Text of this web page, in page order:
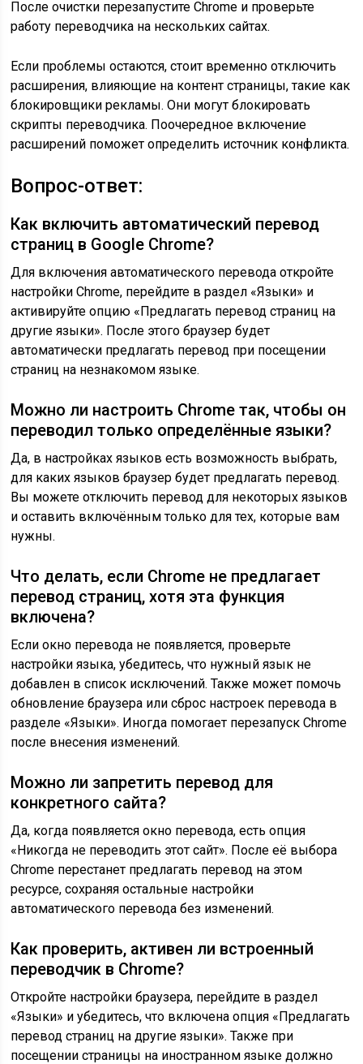
После очистки перезапустите Chrome и проверьте
работу переводчика на нескольких сайтах.
Если проблемы остаются, стоит временно отключить
расширения, влияющие на контент страницы, такие как
блокировщики рекламы. Они могут блокировать
скрипты переводчика. Поочередное включение
расширений поможет определить источник конфликта.
Вопрос-ответ:
Как включить автоматический перевод
страниц в Google Chrome?
Для включения автоматического перевода откройте
настройки Chrome, перейдите в раздел «Языки» и
активируйте опцию «Предлагать перевод страниц на
другие языки». После этого браузер будет
автоматически предлагать перевод при посещении
страниц на незнакомом языке.
Можно ли настроить Chrome так, чтобы он
переводил только определённые языки?
Да, в настройках языков есть возможность выбрать,
для каких языков браузер будет предлагать перевод.
Вы можете отключить перевод для некоторых языков
и оставить включённым только для тех, которые вам
нужны.
Что делать, если Chrome не предлагает
перевод страниц, хотя эта функция
включена?
Если окно перевода не появляется, проверьте
настройки языка, убедитесь, что нужный язык не
добавлен в список исключений. Также может помочь
обновление браузера или сброс настроек перевода в
разделе «Языки». Иногда помогает перезапуск Chrome
после внесения изменений.
Можно ли запретить перевод для
конкретного сайта?
Да, когда появляется окно перевода, есть опция
«Никогда не переводить этот сайт». После её выбора
Chrome перестанет предлагать перевод на этом
ресурсе, сохраняя остальные настройки
автоматического перевода без изменений.
Как проверить, активен ли встроенный
переводчик в Chrome?
Откройте настройки браузера, перейдите в раздел
«Языки» и убедитесь, что включена опция «Предлагать
перевод страниц на другие языки». Также при
посещении страницы на иностранном языке должно